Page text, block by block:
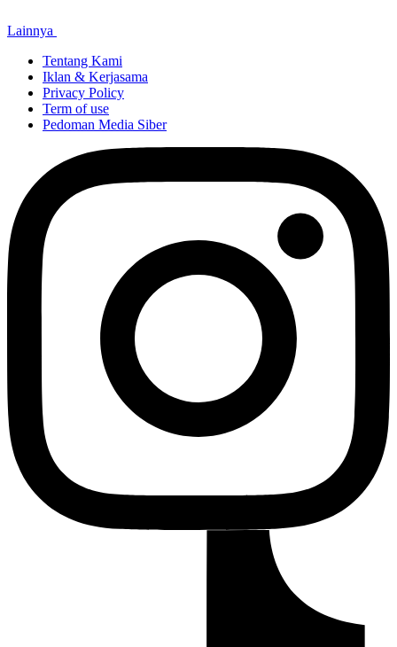
Lainnya
Tentang Kami
Iklan & Kerjasama
Privacy Policy
Term of use
Pedoman Media Siber